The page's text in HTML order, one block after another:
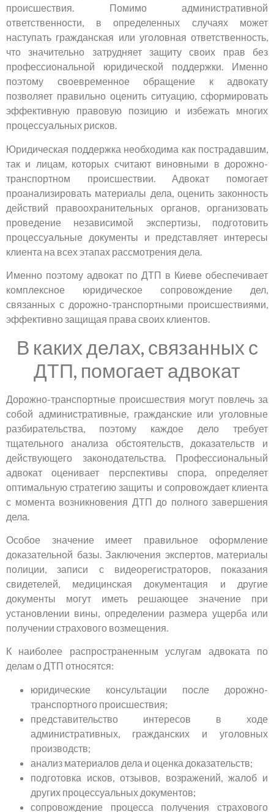
происшествия. Помимо административной
ответственности, в определенных случаях может
наступать гражданская или уголовная ответственность,
что значительно затрудняет защиту своих прав без
профессиональной юридической поддержки. Именно
поэтому своевременное обращение к адвокату
позволяет правильно оценить ситуацию, сформировать
эффективную правовую позицию и избежать многих
процессуальных рисков.
Юридическая поддержка необходима как пострадавшим,
так и лицам, которых считают виновными в дорожно-
транспортном происшествии. Адвокат помогает
проанализировать материалы дела, оценить законность
действий правоохранительных органов, организовать
проведение независимой экспертизы, подготовить
процессуальные документы и представляет интересы
клиента на всех этапах рассмотрения дела.
Именно поэтому адвокат по ДТП в Киеве обеспечивает
комплексное юридическое сопровождение дел,
связанных с дорожно-транспортными происшествиями,
эффективно защищая права своих клиентов.
В каких делах, связанных с
ДТП, помогает адвокат
Дорожно-транспортные происшествия могут повлечь за
собой административные, гражданские или уголовные
разбирательства, поэтому каждое дело требует
тщательного анализа обстоятельств, доказательств и
действующего законодательства. Профессиональный
адвокат оценивает перспективы спора, определяет
оптимальную стратегию защиты и сопровождает клиента
с момента возникновения ДТП до полного завершения
дела.
Особое значение имеет правильное оформление
доказательной базы. Заключения экспертов, материалы
полиции, записи с видеорегистраторов, показания
свидетелей, медицинская документация и другие
документы могут иметь решающее значение при
установлении вины, определении размера ущерба или
получении страхового возмещения.
К наиболее распространенным услугам адвоката по
делам о ДТП относятся:
юридические консультации после дорожно-
транспортного происшествия;
представительство интересов в ходе
административных, гражданских и уголовных
производств;
анализ материалов дела и оценка доказательств;
подготовка исков, отзывов, возражений, жалоб и
других процессуальных документов;
сопровождение процесса получения страхового